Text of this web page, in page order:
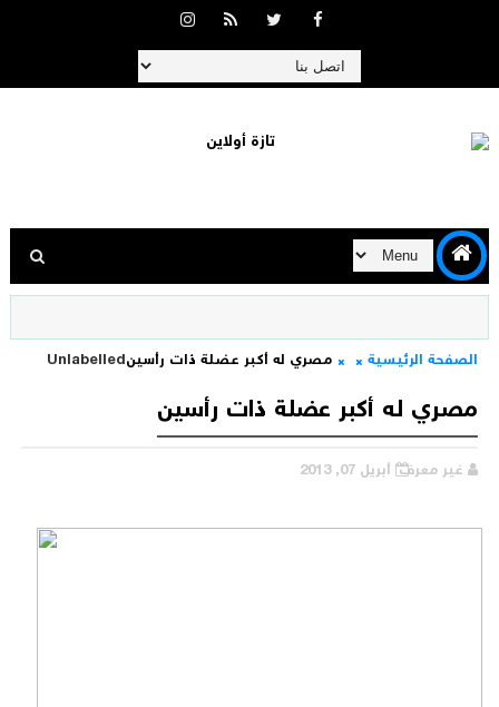
الصفحة الرئيسية Unlabelledمصري له أكبر عضلة ذات رأسين
مصري له أكبر عضلة ذات رأسين
غير معرف أبريل 07, 2013